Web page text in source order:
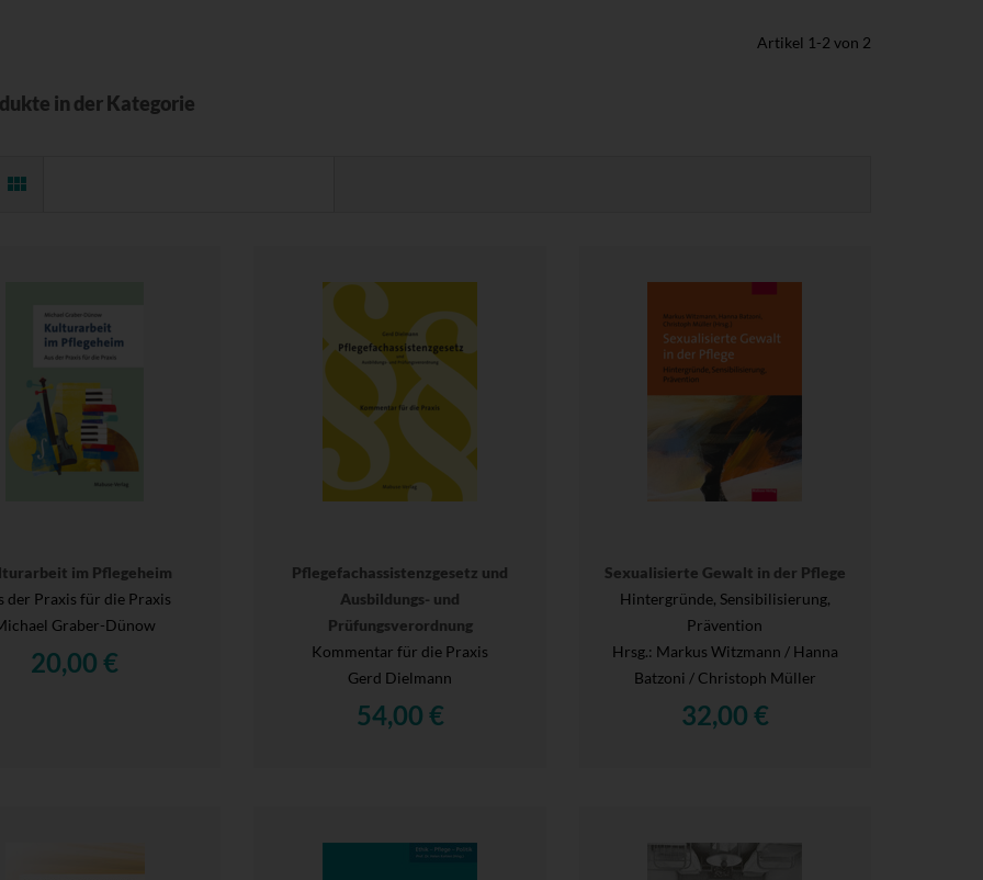
Artikel 1 -2 von 2
in der Kategorie
im Pflegeheim
der Praxis für die Praxis
Graber-Dünow
20,00 €
Pflegefachassistenzgesetz und
Ausbildungs- und
Prüfungsverordnung
Kommentar für die Praxis
Gerd Dielmann
54,00 €
Sexualisierte Gewalt in der Pflege
Hintergründe, Sensibilisierung,
Prävention
Hrsg.: Markus Witzmann / Hanna
Batzoni / Christoph Müller
32,00 €